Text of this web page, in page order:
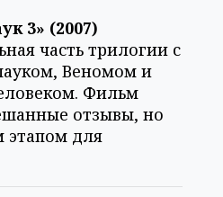
3» (2007)
часть трилогии с
Веномом и
Фильм
отзывы, но
этапом для